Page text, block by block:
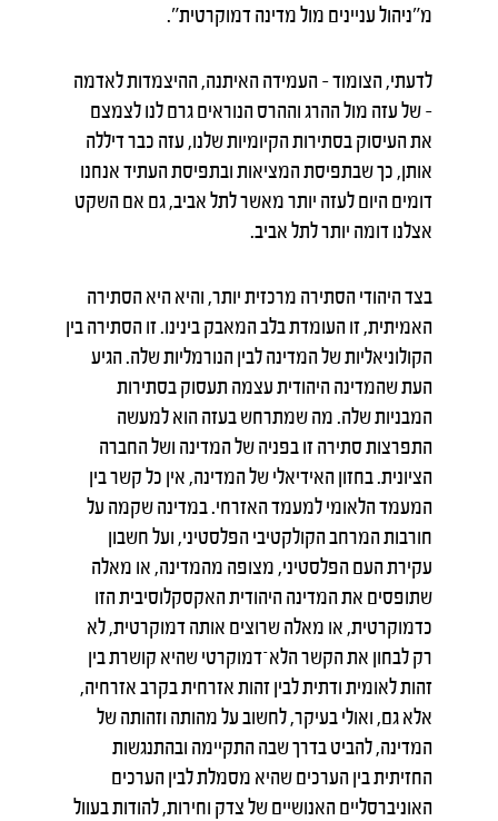
מ"ניהול עניינים מול מדינה דמוקרטית".
לדעתי, הצומוד – העמידה האיתנה, ההיצמדות לאדמה
– של עזה מול ההרג וההרס הנוראים גרם לנו לצמצם
את העיסוק בסתירות הקיומיות שלנו, עזה כבר דיללה
אותן, כך שבתפיסת המציאות ובתפיסת העתיד אנחנו
דומים היום לעזה יותר מאשר לתל אביב, גם אם השקט
אצלנו דומה יותר לתל אביב.
בצד היהודי הסתירה מרכזית יותר, והיא היא הסתירה
האמיתית, זו העומדת בלב המאבק בינינו. זו הסתירה בין
הקולוניאליות של המדינה לבין הנורמליות שלה. הגיע
העת שהמדינה היהודית עצמה תעסוק בסתירות
המבניות שלה. מה שמתרחש בעזה הוא למעשה
התפרצות סתירה זו בפניה של המדינה ושל החברה
הציונית. בחזון האידיאלי של המדינה, אין כל קשר בין
המעמד הלאומי למעמד האזרחי. במדינה שקמה על
חורבות המרחב הקולקטיבי הפלסטיני, ועל חשבון
עקירת העם הפלסטיני, מצופה מהמדינה, או מאלה
שתופסים את המדינה היהודית האקסקלוסיבית הזו
כדמוקרטית, או מאלה שרוצים אותה דמוקרטית, לא
רק לבחון את הקשר הלא־דמוקרטי שהיא קושרת בין
זהות לאומית ודתית לבין זהות אזרחית בקרב אזרחיה,
אלא גם, ואולי בעיקר, לחשוב על מהותה וזהותה של
המדינה, להביט בדרך שבה התקיימה ובהתנגשות
החזיתית בין הערכים שהיא מסמלת לבין הערכים
האוניברסליים האנושיים של צדק וחירות, להודות בעוול